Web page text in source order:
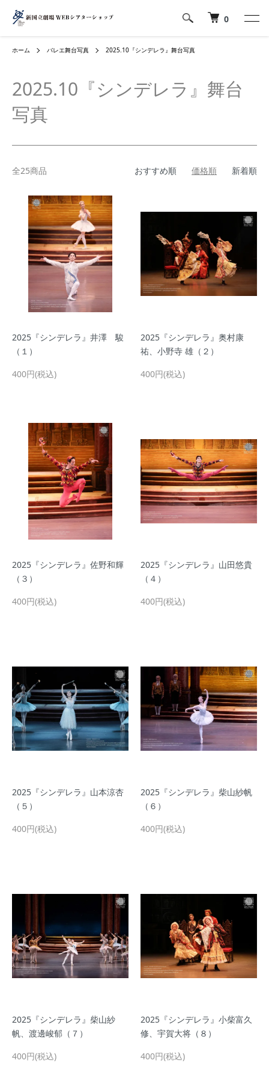
0
ホーム バレエ舞台写真 2025.10『シンデレラ』舞台写真
2025.10『シンデレラ』舞台
写真
全25商品 おすすめ順 価格順 新着順
2025『シンデレラ』井澤 駿
（１）
400円(税込)
2025『シンデレラ』奥村康
祐、小野寺 雄（２）
400円(税込)
2025『シンデレラ』佐野和輝
（３）
400円(税込)
2025『シンデレラ』山田悠貴
（４）
400円(税込)
2025『シンデレラ』山本涼杏
（５）
400円(税込)
2025『シンデレラ』柴山紗帆
（６）
400円(税込)
2025『シンデレラ』柴山紗
帆、渡邊峻郁（７）
400円(税込)
2025『シンデレラ』小柴富久
修、宇賀大将（８）
400円(税込)